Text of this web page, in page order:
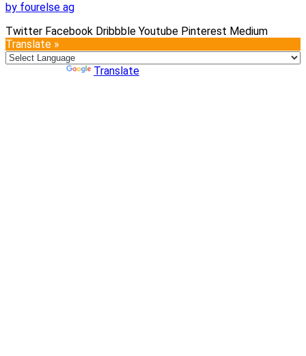
by fourelse ag
Twitter Facebook Dribbble Youtube Pinterest Medium
Translate »
Translate